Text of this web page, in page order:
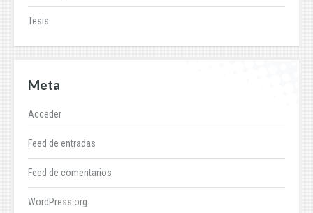
Tesis
Meta
Acceder
Feed de entradas
Feed de comentarios
WordPress.org